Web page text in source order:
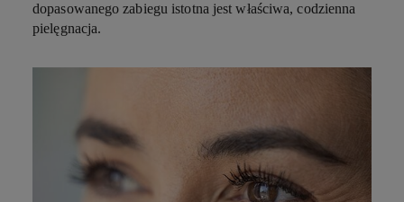
dopasowanego zabiegu istotna jest właściwa, codzienna
pielęgnacja.